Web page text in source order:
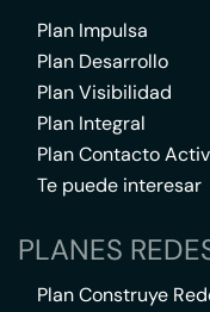
Plan Impulsa
Plan Desarrollo
Plan Visibilidad
Plan Integral
Plan Contacto
Te puede interesar
PLANES
Plan Construye